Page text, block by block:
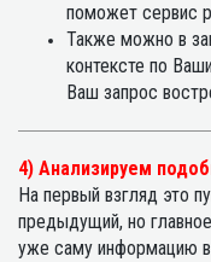
поможет сервис
Также можно в
контексте по
Ваш запрос
4) Анализируем
На первый взгляд это
предыдущий, но
уже саму информацию